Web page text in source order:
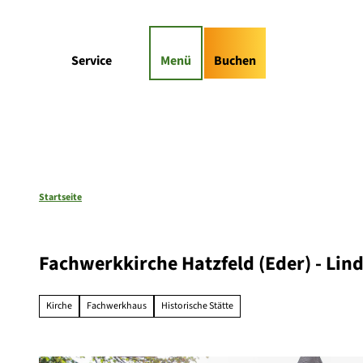
Service Menü Buchen
Startseite
Fachwerkkirche Hatzfeld (Eder) -
Kirche Fachwerkhaus Historische Stätte